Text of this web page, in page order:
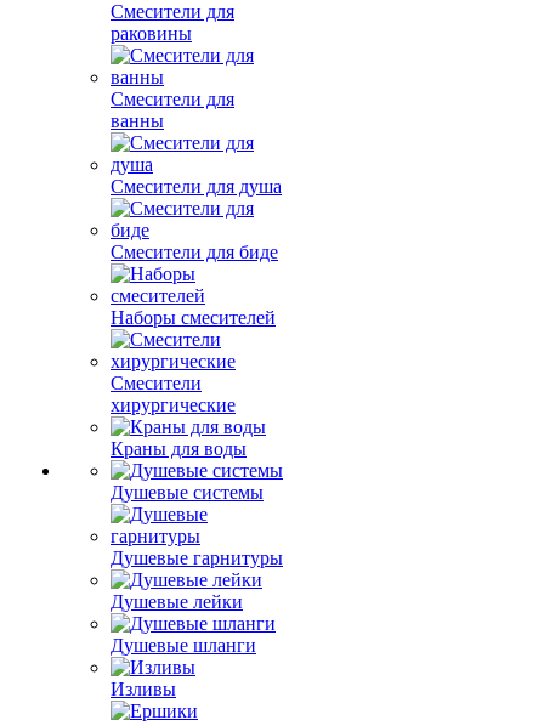
Смесители для
раковины
Смесители для
ванны
Смесители для душа
Смесители для биде
Наборы смесителей
Смесители
хирургические
Краны для воды
Душевые системы
Душевые гарнитуры
Душевые лейки
Душевые шланги
Изливы